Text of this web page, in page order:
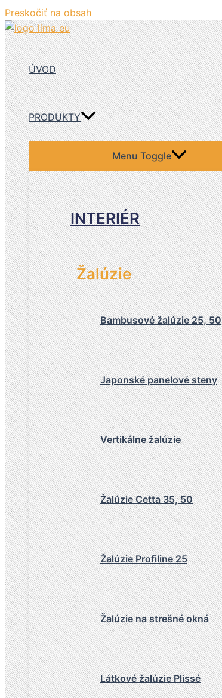
Preskočiť na obsah
ÚVOD
PRODUKTY
Menu Toggle
INTERIÉR
Žalúzie
Bambusové žalúzie 25, 50
Japonské panelové steny
Vertikálne žalúzie
Žalúzie Cetta 35, 50
Žalúzie Profiline 25
Žalúzie na strešné okná
Látkové žalúzie Plissé